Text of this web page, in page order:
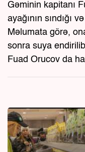
Gəminin kapitanı
ayağının sındığı
Məlumata görə,
sonra suya
Fuad Orucov da